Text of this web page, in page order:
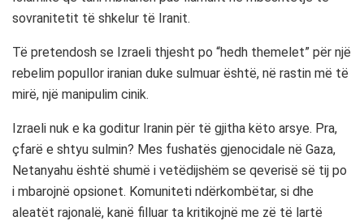
sovranitetit të shkelur të Iranit.
Të pretendosh se Izraeli thjesht po “hedh themelet” për një
rebelim popullor iranian duke sulmuar është, në rastin më të
mirë, një manipulim cinik.
Izraeli nuk e ka goditur Iranin për të gjitha këto arsye. Pra,
çfarë e shtyu sulmin? Mes fushatës gjenocidale në Gaza,
Netanyahu është shumë i vetëdijshëm se qeverisë së tij po
i mbarojnë opsionet. Komuniteti ndërkombëtar, si dhe
aleatët rajonalë, kanë filluar ta kritikojnë me zë të lartë